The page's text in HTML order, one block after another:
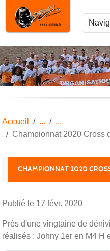
Accueil
Championnat 2020 Cross
CHAMPIONNAT 2020
Publié le 17 févr. 2020
Près d'une vingtaine de
réalisés : Johny 1er en M4 H
Panneau de gestion des